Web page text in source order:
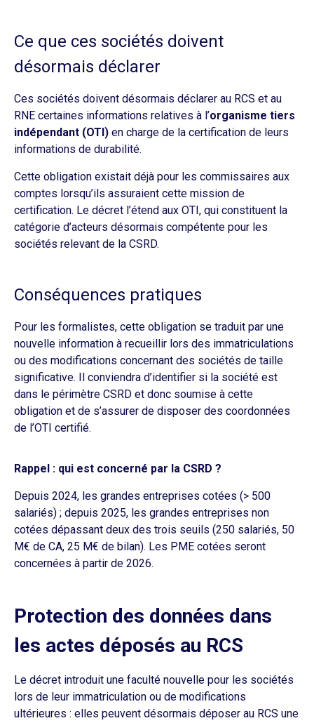
Ce que ces sociétés doivent
désormais déclarer
Ces sociétés doivent désormais déclarer au RCS et au
RNE certaines informations relatives à l’organisme tiers
indépendant (OTI) en charge de la certification de leurs
informations de durabilité.
Cette obligation existait déjà pour les commissaires aux
comptes lorsqu’ils assuraient cette mission de
certification. Le décret l’étend aux OTI, qui constituent la
catégorie d’acteurs désormais compétente pour les
sociétés relevant de la CSRD.
Conséquences pratiques
Pour les formalistes, cette obligation se traduit par une
nouvelle information à recueillir lors des immatriculations
ou des modifications concernant des sociétés de taille
significative. Il conviendra d’identifier si la société est
dans le périmètre CSRD et donc soumise à cette
obligation et de s’assurer de disposer des coordonnées
de l’OTI certifié.
Rappel : qui est concerné par la CSRD ?
Depuis 2024, les grandes entreprises cotées (> 500
salariés) ; depuis 2025, les grandes entreprises non
cotées dépassant deux des trois seuils (250 salariés, 50
M€ de CA, 25 M€ de bilan). Les PME cotées seront
concernées à partir de 2026.
Protection des données dans
les actes déposés au RCS
Le décret introduit une faculté nouvelle pour les sociétés
lors de leur immatriculation ou de modifications
ultérieures : elles peuvent désormais déposer au RCS une